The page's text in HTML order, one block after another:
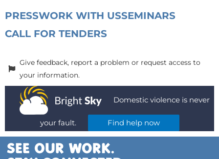
PRESSWORK WITH USSEMINARS
CALL FOR TENDERS
Give feedback, report a problem or request access to
your information.
Domestic violence is never
your fault. Find help now